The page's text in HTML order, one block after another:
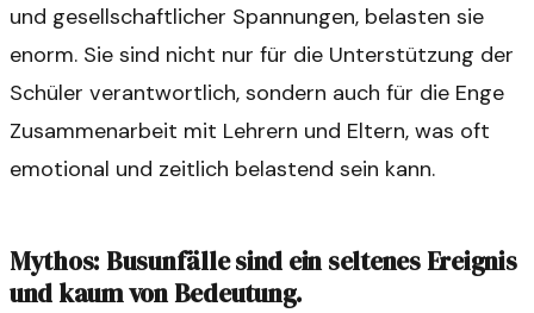
und gesellschaftlicher Spannungen, belasten sie
enorm. Sie sind nicht nur für die Unterstützung der
Schüler verantwortlich, sondern auch für die Enge
Zusammenarbeit mit Lehrern und Eltern, was oft
emotional und zeitlich belastend sein kann.
Mythos: Busunfälle sind ein seltenes Ereignis
und kaum von Bedeutung.